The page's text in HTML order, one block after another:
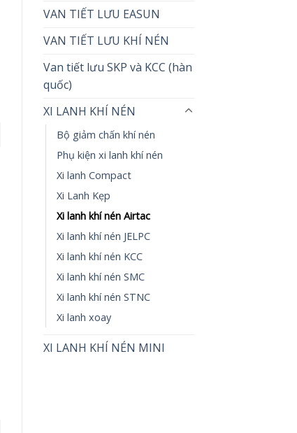
VAN TIẾT LƯU EASUN
VAN TIẾT LƯU KHÍ NÉN
Van tiết lưu SKP và KCC (hàn
quốc)
XI LANH KHÍ NÉN
Bộ giảm chấn khí nén
Phụ kiện xi lanh khí nén
Xi lanh Compact
Xi Lanh Kẹp
Xi lanh khí nén Airtac
Xi lanh khí nén JELPC
Xi lanh khí nén KCC
Xi lanh khí nén SMC
Xi lanh khí nén STNC
Xi lanh xoay
XI LANH KHÍ NÉN MINI